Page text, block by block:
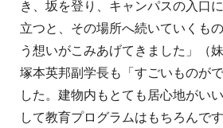
き、坂を登り、キャンパスの入口
立つと、その場所へ続いていくも
う想いがこみあげてきました」（妹
塚本英邦副学長も「すごいものが
した。建物内もとても居心地がい
して教育プログラムはもちろんで